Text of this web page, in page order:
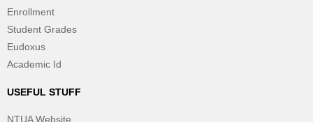
Enrollment
Student Grades
Eudoxus
Academic Id
USEFUL STUFF
NTUA Website